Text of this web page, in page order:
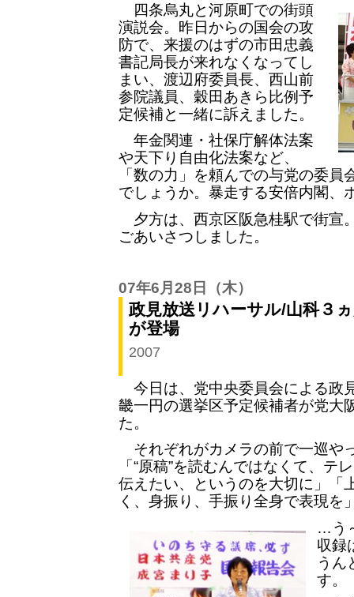
四条烏丸と河原町での街頭
演説会。昨日からの国会の攻
防で、来援のはずの市田忠義
書記局長が来れなくなってし
まい、渡辺府委員長、西山前
参院議員、穀田あきら比例予
定候補と一緒に訴えました。
年金関連・社保庁解体法案
や天下り自由化法案など、
「数の力」を頼んでの与党の委
でしょうか。暴走する安倍内閣、
夕方は、西京区阪急桂駅で街宣
ごあいさつしました。
07年6月28日 （木）
政見放送リハーサル/山科３
が登場
2007
今日は、党中央委員会による政
畿一円の選挙区予定候補者が党大
た。
それぞれがカメラの前で一巡や
「“原稿”を読むんではなくて、テ
伝えたい、というのを大切に」「
く、身振り、手振り全身で表現を
…う
収録
うん
す。